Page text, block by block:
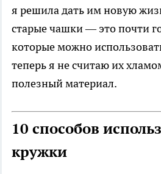
я решила дать им новую
старые чашки — это почти
которые можно
теперь я не считаю их
полезный материал.
10 способов
кружки